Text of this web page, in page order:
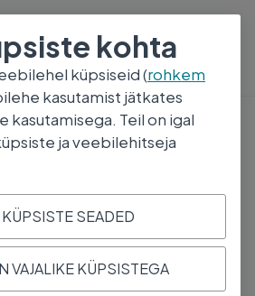
E-R 8:30-17:00
Toimeaine
kohta
küpsiseid (rohkem
kasutamist jätkates
kasutamisega. Teil on igal
ja veebilehitseja
KÜPSISTE SEADED
VAJALIKE KÜPSISTEGA